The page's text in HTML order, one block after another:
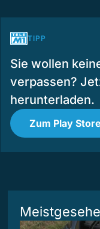
TIPP
Sie wollen
verpassen?
herunterladen.
Zum Play Store